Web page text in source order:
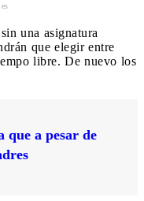
una asignatura
que elegir entre
libre. De nuevo los
que a pesar de